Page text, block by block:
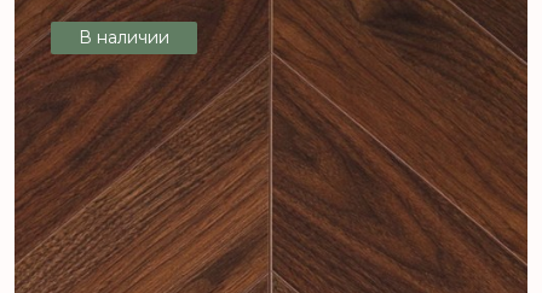
елка
В наличии